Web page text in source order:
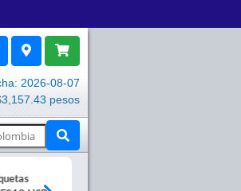
2026-08-07
pesos